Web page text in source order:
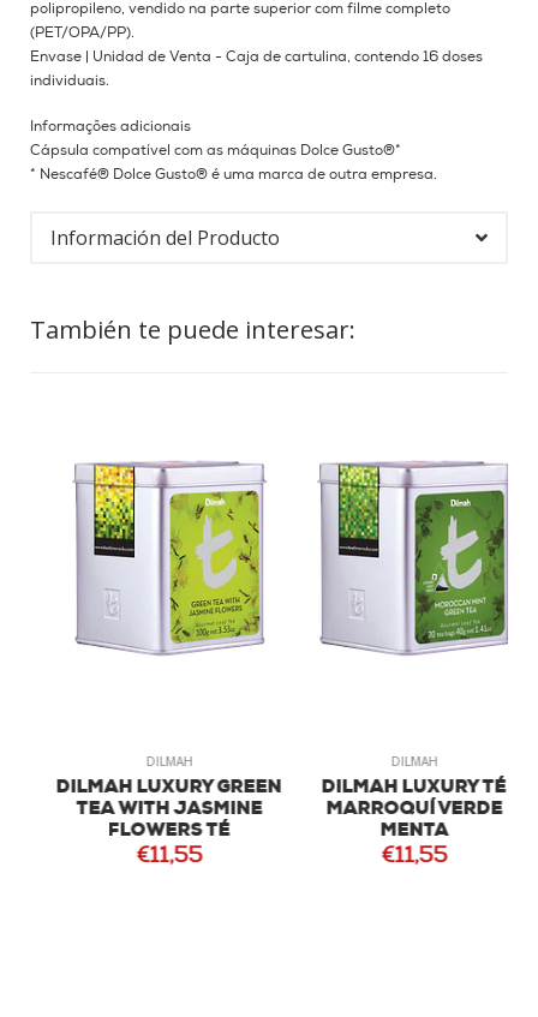
polipropileno, vendido na parte superior com filme completo
(PET/OPA/PP).
Envase | Unidad de Venta - Caja de cartulina, contendo 16 doses
individuais.
Informações adicionais
Cápsula compatível com as máquinas Dolce Gusto®*
* Nescafé® Dolce Gusto® é uma marca de outra empresa.
Información del Producto
También te puede interesar:
DILMAH
DILMAH LUXURY GREEN
TEA WITH JASMINE
FLOWERS TÉ
€11,55
DILMAH
DILMAH LUXURY TÉ
MARROQUÍ VERDE
MENTA
€11,55